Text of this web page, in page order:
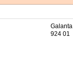
Galanta
924 01